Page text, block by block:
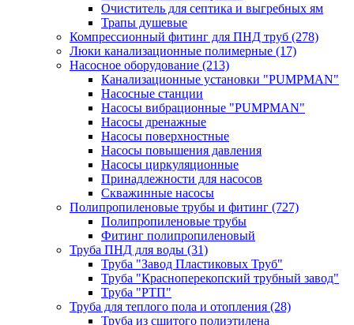
Очиститель для септика и выгребных ям
Трапы душевые
Компрессионный фитинг для ПНД труб (278)
Люки канализационные полимерные (17)
Насосное оборудование (213)
Канализационные установки "PUMPMAN"
Насосные станции
Насосы вибрационные "PUMPMAN"
Насосы дренажные
Насосы поверхностные
Насосы повышения давления
Насосы циркуляционные
Принадлежности для насосов
Скважинные насосы
Полипропиленовые трубы и фитинг (727)
Полипропиленовые трубы
Фитинг полипропиленовый
Труба ПНД для воды (31)
Труба "Завод Пластиковых Труб"
Труба "Красноперекопский трубный завод"
Труба "РТП"
Труба для теплого пола и отопления (28)
Труба из сшитого полиэтилена